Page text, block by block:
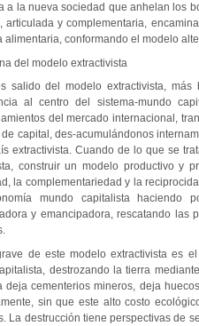
a la nueva sociedad que anhelan los
articulada y complementaria,
alimentaria, conformando el modelo
del modelo extractivista
salido del modelo extractivista,
al centro del sistema-mundo
del mercado internacional,
capital, des-acumulándonos
extractivista. Cuando de lo que se
construir un modelo productivo y
la complementariedad y la
mundo capitalista haciendo
y emancipadora, rescatando las
de este modelo extractivista es
destrozando la tierra
deja cementerios mineros, deja
sin que este alto costo
La destrucción tiene perspectivas de